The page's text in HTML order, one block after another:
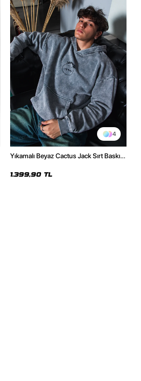
4
Yıkamalı Beyaz Cactus Jack Sırt Baskılı
1.399,90 TL